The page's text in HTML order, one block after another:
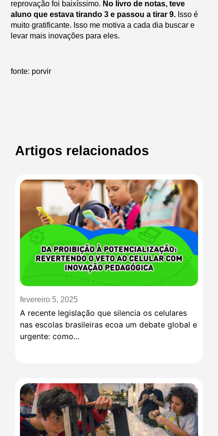
reprovação foi baixíssimo. No livro de notas, teve
aluno que estava tirando 3 e passou a tirar 9. Isso é
muito gratificante. Isso me motiva a cada dia buscar e
levar mais inovações para eles.
fonte: porvir
Artigos relacionados
fevereiro 5, 2025
A recente legislação que silencia os celulares
nas escolas brasileiras ecoa um debate global e
urgente: como...